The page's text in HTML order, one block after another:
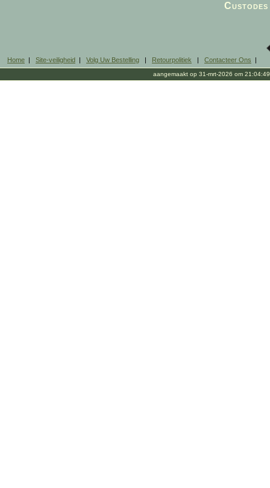
Home | Site-veiligheid | Volg Uw Bestelling | Retourpolitiek | Contacteer Ons |
aangemaakt op 31-mrt-2026 om